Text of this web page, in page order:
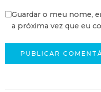
Guardar o meu nome,
a próxima vez que eu